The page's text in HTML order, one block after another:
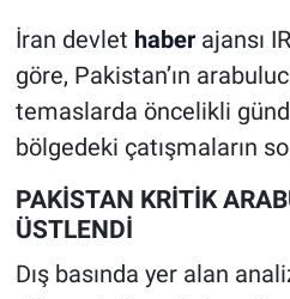
İran devlet haberajansı
göre, Pakistan’ın
temaslarda öncelikli
bölgedeki çatışmaların
PAKİSTAN KRİTİK
ÜSTLENDİ
Dış basında yer alan